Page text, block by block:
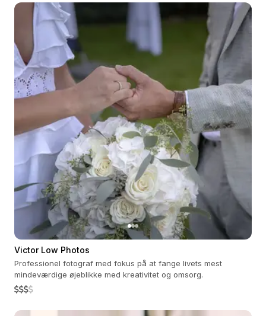
Victor Low Photos
Professionel fotograf med fokus på at fange livets mest
mindeværdige øjeblikke med kreativitet og omsorg.